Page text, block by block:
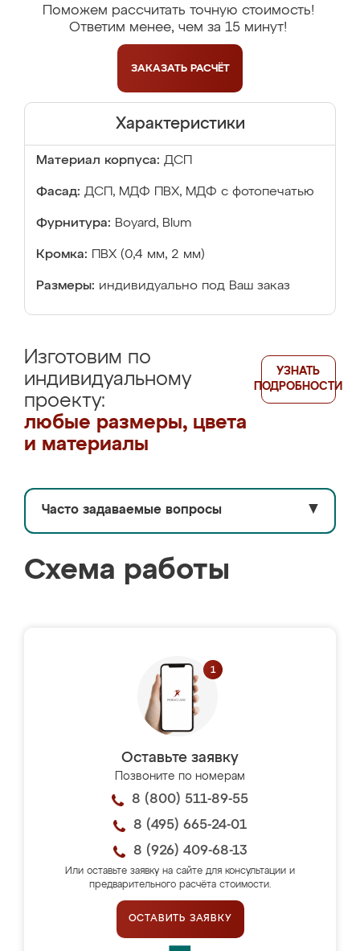
Поможем рассчитать точную стоимость!
Ответим менее, чем за 15 минут!
ЗАКАЗАТЬ РАСЧЁТ
Характеристики
Материал корпуса: ДСП
Фасад: ДСП, МДФ ПВХ, МДФ с фотопечатью
Фурнитура: Boyard, Blum
Кромка: ПВХ (0,4 мм, 2 мм)
Размеры: индивидуально под Ваш заказ
Изготовим по
индивидуальному
проекту:
любые размеры, цвета
и материалы
УЗНАТЬ
ПОДРОБНОСТИ
Часто задаваемые вопросы ▼
Схема работы
Оставьте заявку
Позвоните по номерам
8 (800) 511-89-55
8 (495) 665-24-01
8 (926) 409-68-13
Или оставьте заявку на сайте для консультации и
предварительного расчёта стоимости.
ОСТАВИТЬ ЗАЯВКУ